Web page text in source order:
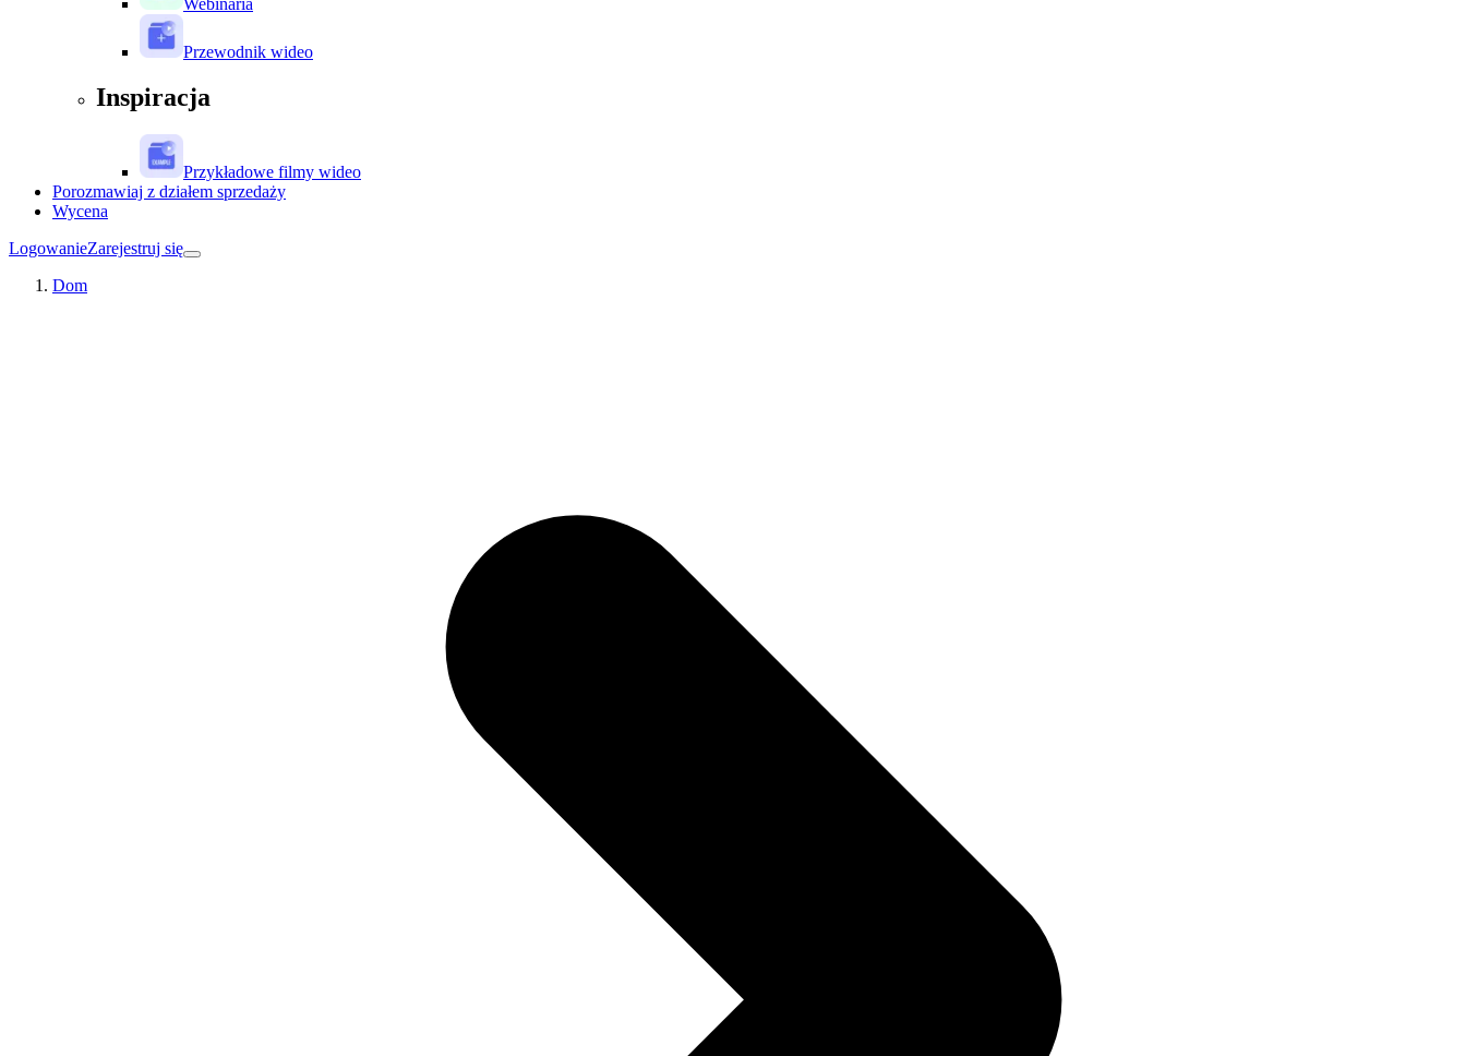
Przewodnik wideo
Inspiracja
Przykładowe filmy wideo
Porozmawiaj z działem sprzedaży
Wycena
LogowanieZarejestruj się
Dom